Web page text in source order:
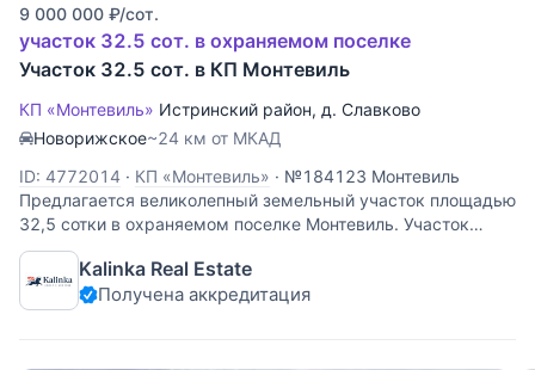
9 000 000 ₽/сот.
участок 32.5 сот. в охраняемом поселке
Участок 32.5 сот. в КП Монтевиль
КП «Монтевиль» Истринский район, д. Славково
Новорижское~24 км от МКАД
ID: 4772014 · КП «Монтевиль» · №184123 Монтевиль
Предлагается великолепный земельный участок площадью
32,5 сотки в охраняемом поселке Монтевиль. Участок
расположен в глубокой части поселка. Соседи уже
построены. Тихое и уютное месторасположение с
собственным выходом к реке и
Kalinka Real Estate
Получена аккредитация